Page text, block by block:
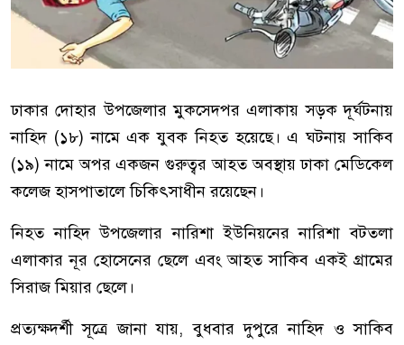
ঢাকার দোহার উপজেলার মুকসেদপর এলাকায় সড়ক দূর্ঘটনায়
নাহিদ (১৮) নামে এক যুবক নিহত হয়েছে। এ ঘটনায় সাকিব
(১৯) নামে অপর একজন গুরুত্বর আহত অবস্থায় ঢাকা মেডিকেল
কলেজ হাসপাতালে চিকিৎসাধীন রয়েছেন।
নিহত নাহিদ উপজেলার নারিশা ইউনিয়নের নারিশা বটতলা
এলাকার নূর হোসেনের ছেলে এবং আহত সাকিব একই গ্রামের
সিরাজ মিয়ার ছেলে।
প্রত্যক্ষদর্শী সূত্রে জানা যায়, বুধবার দুপুরে নাহিদ ও সাকিব